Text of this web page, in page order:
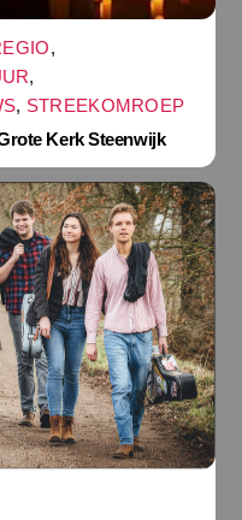
,
,
, STREEKOMROEP
Kerk Steenwijk